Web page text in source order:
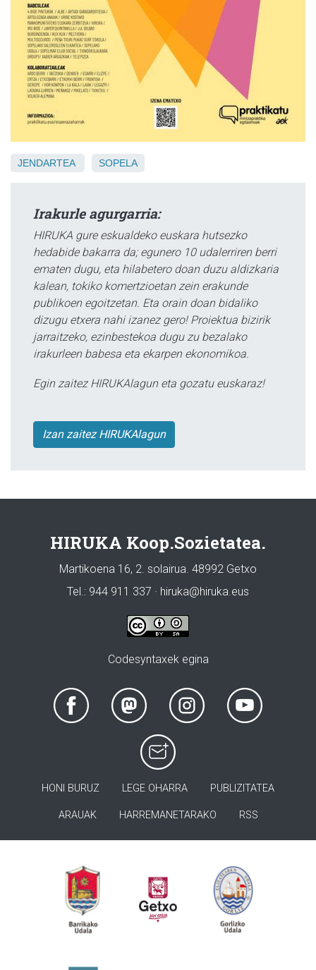
JENDARTEA SOPELA
Irakurle agurgarria:
HIRUKA gure eskualdeko euskara hutsezko
hedabide bakarra da; egunero 10 udalerriren berri
ematen dugu, eta hilabetero doan duzu aldizkaria
kalean, tokiko komertzioetan zein erakunde
publikoen egoitzetan. Eta orain doan bidaliko
dizugu etxera nahi izanez gero! Proiektua bizirik
jarraitzeko, ezinbestekoa dugu zu bezalako
irakurleen babesa eta ekarpen ekonomikoa.
Egin zaitez HIRUKAlagun eta gozatu euskaraz!
Izan zaitez HIRUKAlagun
HIRUKA Koop.Sozietatea.
Martikoena 16, 2. solairua. 48992 Getxo
Tel.: 944 911 337 · hiruka@hiruka.eus
Codesyntaxek egina
HONI BURUZ LEGE OHARRA PUBLIZITATEA
ARAUAK HARREMANETARAKO RSS